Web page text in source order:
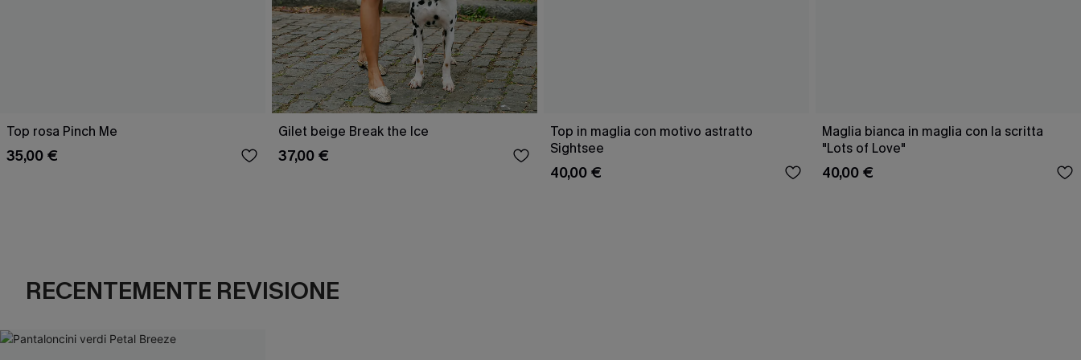
Top rosa Pinch Me
35,00 €
Gilet beige Break the Ice
37,00 €
Top in maglia con motivo astratto
Sightsee
40,00 €
Maglia bianca in maglia con la scritta
"Lots of Love"
40,00 €
RECENTEMENTE REVISIONE